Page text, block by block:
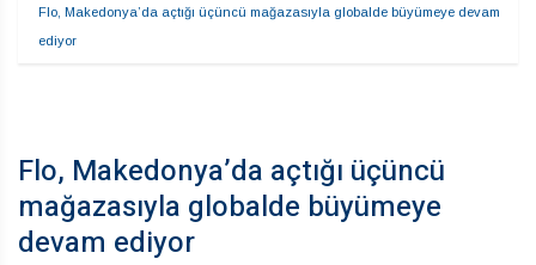
Flo, Makedonya’da açtığı üçüncü mağazasıyla globalde büyümeye devam
ediyor
Flo, Makedonya’da açtığı üçüncü
mağazasıyla globalde büyümeye
devam ediyor